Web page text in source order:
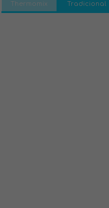
Thermomix Tradicional